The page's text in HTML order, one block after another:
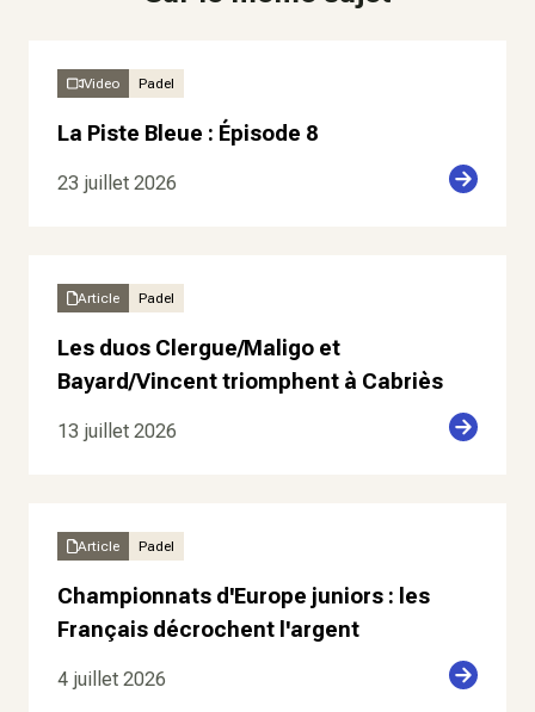
Video Padel
La Piste Bleue : Épisode 8
23 juillet 2026
Article Padel
Les duos Clergue/Maligo et
Bayard/Vincent triomphent à Cabriès
13 juillet 2026
Article Padel
Championnats d'Europe juniors : les
Français décrochent l'argent
4 juillet 2026